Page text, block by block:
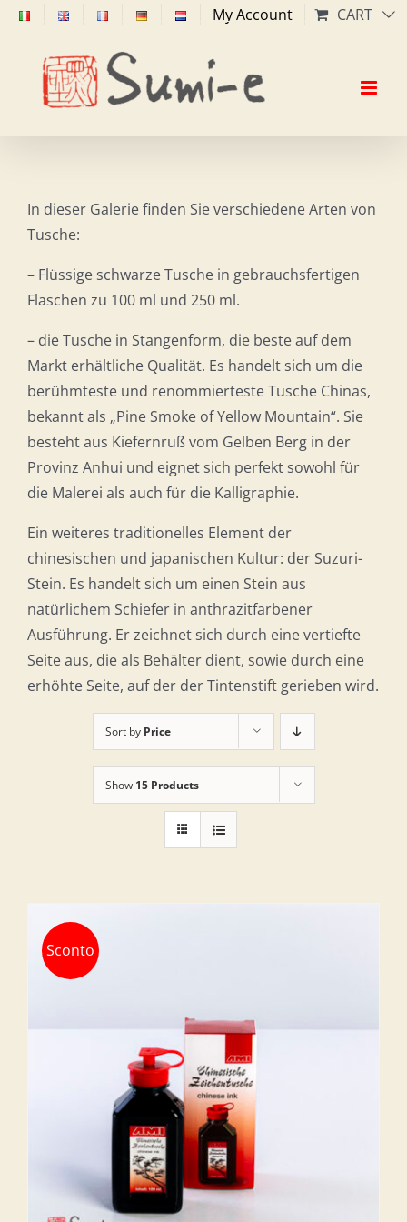
Skip
content
My Account CART
In dieser Galerie finden Sie verschiedene Arten von
Tusche:
– Flüssige schwarze Tusche in gebrauchsfertigen
Flaschen zu 100 ml und 250 ml.
– die Tusche in Stangenform, die beste auf dem
Markt erhältliche Qualität. Es handelt sich um die
berühmteste und renommierteste Tusche Chinas,
bekannt als „Pine Smoke of Yellow Mountain“. Sie
besteht aus Kiefernruß vom Gelben Berg in der
Provinz Anhui und eignet sich perfekt sowohl für
die Malerei als auch für die Kalligraphie.
Ein weiteres traditionelles Element der
chinesischen und japanischen Kultur: der Suzuri-
Stein. Es handelt sich um einen Stein aus
natürlichem Schiefer in anthrazitfarbener
Ausführung. Er zeichnet sich durch eine vertiefte
Seite aus, die als Behälter dient, sowie durch eine
erhöhte Seite, auf der der Tintenstift gerieben wird.
Sort by Price
Show 15 Products
Sconto